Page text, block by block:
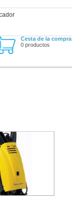
Cesta de la compra
0 productos